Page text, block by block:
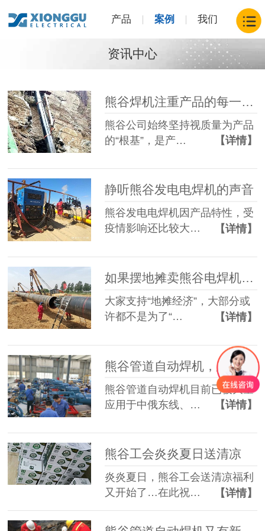
产品 案例 我们
资讯中心
熊谷焊机注重产品的每一个细节
熊谷公司始终坚持视质量为产品
的“根基”，是产…
【详情】
静听熊谷发电电焊机的声音
熊谷发电电焊机因产品特性，受
疫情影响还比较大…
【详情】
如果摆地摊卖熊谷电焊机，您会买吗？
大家支持“地摊经济”，大部分或
许都不是为了“…
【详情】
熊谷管道自动焊机，总有一款适合你
熊谷管道自动焊机目前已被大量
应用于中俄东线、…
【详情】
熊谷工会炎炎夏日送清凉
炎炎夏日，熊谷工会送清凉福利
又开始了…在此祝…
【详情】